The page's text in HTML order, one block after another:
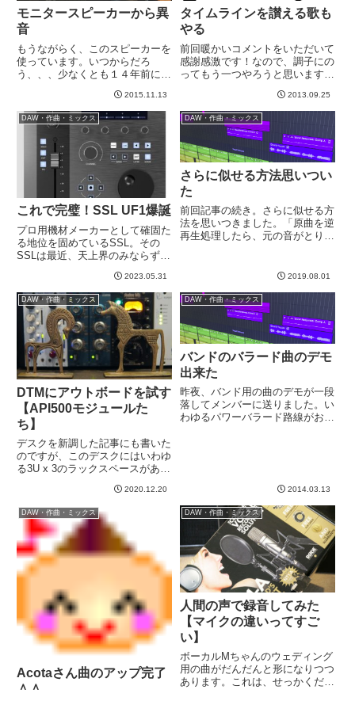
モニタースピーカーから異
音
もうながらく、このスピーカーを
使っています。いつからだろ
う、、、少なくとも１４年前には
写ってたので。なんかもっと前か
らある気がする。なので２０年弱
くらいはつかっているだろうと思
われるモニタースピーカーです。
何回...
2015.11.13
タイムラインを讃える歌も
やる
前回暖かいコメントをいただいて
感謝感激です！なので、調子にの
ってもう一つやろうと思います。
前回記事の最後にも書きました
が、Strymon TIMELINEでやって
みます。→ ブルースカイリバー
ブの歌そして、つい...
2013.09.25
DAW・作曲・ミックス
これで完璧！SSL UF1爆誕
プロ用機材メーカーとして確固た
る地位を固めているSSL。その
SSLは最近、天上界のみならずハ
うなただのオタク界のレベルまで
ご降臨くださっています。同社の
UF-8はこれまでの自分のフィジ
コン歴で最強であり最も使用...
2023.05.31
DAW・作曲・ミックス
さらに似せる方法思いつい
た
前回記事の続き。さらに似せる方
法を思いつきました。「原曲を逆
再生処理したら、元の音がとりだ
る。であれば、その原曲を逆再生
んじゃないか、と。理屈的にあ
2019.08.01
DAW・作曲・ミックス
DTMにアウトボードを試す
【API500モジュールた
ち】
デスクを新調した記事にも書いた
のですが、このデスクにはいわゆ
る3U x 3のラックスペースがあり
すよね、、、という話なんです
が、実はこれ、もともとある程度
アテがありました。とある先輩か
ら、API500モジュール...
2020.12.20
DAW・作曲・ミックス
バンドのバラード曲のデモ
出来た
昨夜、バンド用の曲のデモが一段
落してメンバーに送りました。い
わゆるパワーバラード路線がお題
2014.03.13
DAW・作曲・ミックス
Acotaさん曲のアップ完了
＾＾
DAW・作曲・ミックス
人間の声で録音してみた
【マイクの違いってすご
い】
ボーカルMちゃんのウェディング
用の曲がだんだんと形になりつつ
あります。これは、せっかくだか